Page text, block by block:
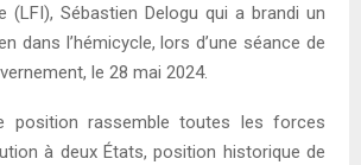
(LFI), Sébastien Delogu qui a brandi un
dans l’hémicycle, lors d’une séance de
le 28 mai 2024.
position rassemble toutes les forces
à deux États, position historique de